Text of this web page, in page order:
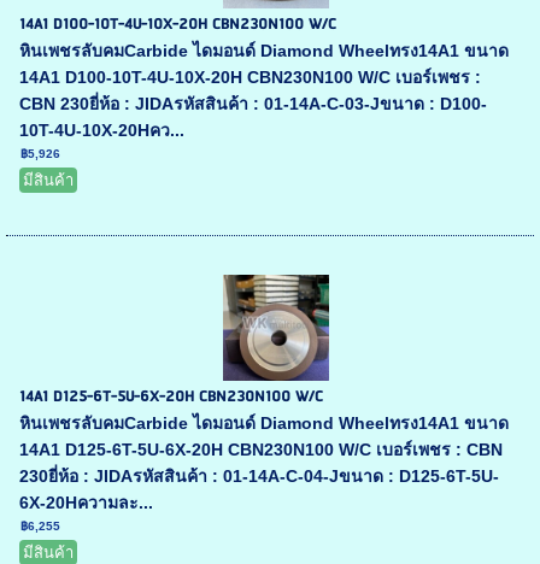
14A1 D100-10T-4U-10X-20H CBN230N100 W/C
หินเพชรลับคมCarbide ไดมอนด์ Diamond Wheelทรง14A1 ขนาด
14A1 D100-10T-4U-10X-20H CBN230N100 W/C เบอร์เพชร :
CBN 230ยี่ห้อ : JIDAรหัสสินค้า : 01-14A-C-03-Jขนาด : D100-
10T-4U-10X-20Hคว...
฿5,926
มีสินค้า
14A1 D125-6T-5U-6X-20H CBN230N100 W/C
หินเพชรลับคมCarbide ไดมอนด์ Diamond Wheelทรง14A1 ขนาด
14A1 D125-6T-5U-6X-20H CBN230N100 W/C เบอร์เพชร : CBN
230ยี่ห้อ : JIDAรหัสสินค้า : 01-14A-C-04-Jขนาด : D125-6T-5U-
6X-20Hความละ...
฿6,255
มีสินค้า